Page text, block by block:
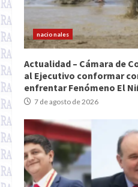
nacionales
Actualidad – Cámara de
al Ejecutivo conformar
enfrentar Fenómeno El
7 de agosto de 2026